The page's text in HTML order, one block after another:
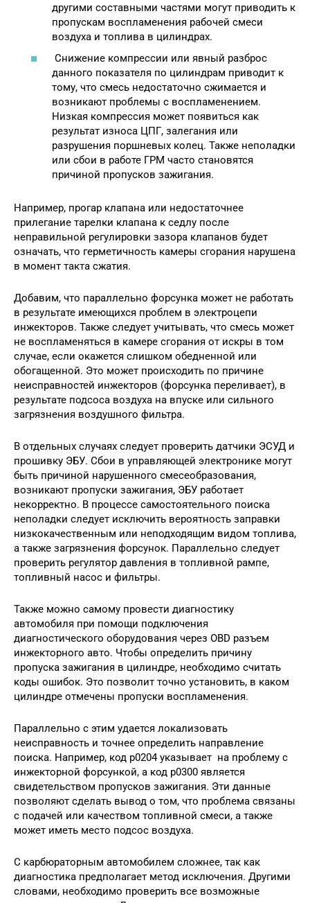
другими составными частями могут приводить к
пропускам воспламенения рабочей смеси
воздуха и топлива в цилиндрах.
Снижение компрессии или явный разброс
данного показателя по цилиндрам приводит к
тому, что смесь недостаточно сжимается и
возникают проблемы с воспламенением.
Низкая компрессия может появиться как
результат износа ЦПГ, залегания или
разрушения поршневых колец. Также неполадки
или сбои в работе ГРМ часто становятся
причиной пропусков зажигания.
Например, прогар клапана или недостаточнее
прилегание тарелки клапана к седлу после
неправильной регулировки зазора клапанов будет
означать, что герметичность камеры сгорания нарушена
в момент такта сжатия.
Добавим, что параллельно форсунка может не работать
в результате имеющихся проблем в электроцепи
инжекторов. Также следует учитывать, что смесь может
не воспламеняться в камере сгорания от искры в том
случае, если окажется слишком обедненной или
обогащенной. Это может происходить по причине
неисправностей инжекторов (форсунка переливает), в
результате подсоса воздуха на впуске или сильного
загрязнения воздушного фильтра.
В отдельных случаях следует проверить датчики ЭСУД и
прошивку ЭБУ. Сбои в управляющей электронике могут
быть причиной нарушенного смесеобразования,
возникают пропуски зажигания, ЭБУ работает
некорректно. В процессе самостоятельного поиска
неполадки следует исключить вероятность заправки
низкокачественным или неподходящим видом топлива,
а также загрязнения форсунок. Параллельно следует
проверить регулятор давления в топливной рампе,
топливный насос и фильтры.
Также можно самому провести диагностику
автомобиля при помощи подключения
диагностического оборудования через OBD разъем
инжекторного авто. Чтобы определить причину
пропуска зажигания в цилиндре, необходимо считать
коды ошибок. Это позволит точно установить, в каком
цилиндре отмечены пропуски воспламенения.
Параллельно с этим удается локализовать
неисправность и точнее определить направление
поиска. Например, код р0204 указывает на проблему с
инжекторной форсункой, а код р0300 является
свидетельством пропусков зажигания. Эти данные
позволяют сделать вывод о том, что проблема связаны
с подачей или качеством топливной смеси, а также
может иметь место подсос воздуха.
С карбюраторным автомобилем сложнее, так как
диагностика предполагает метод исключения. Другими
словами, необходимо проверить все возможные